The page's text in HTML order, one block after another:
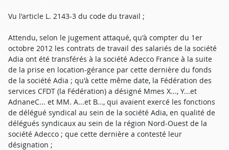
Vu l'article L. 2143-3 du code du travail ;
Attendu, selon le jugement attaqué, qu'à compter du 1er
octobre 2012 les contrats de travail des salariés de la société
Adia ont été transférés à la société Adecco France à la suite
de la prise en location-gérance par cette dernière du fonds
de la société Adia ; qu'à cette même date, la Fédération des
services CFDT (la Fédération) a désigné Mmes X..., Y...et
AdnaneC... et MM. A...et B..., qui avaient exercé les fonctions
de délégué syndical au sein de la société Adia, en qualité de
délégués syndicaux au sein de la région Nord-Ouest de la
société Adecco ; que cette dernière a contesté leur
désignation ;